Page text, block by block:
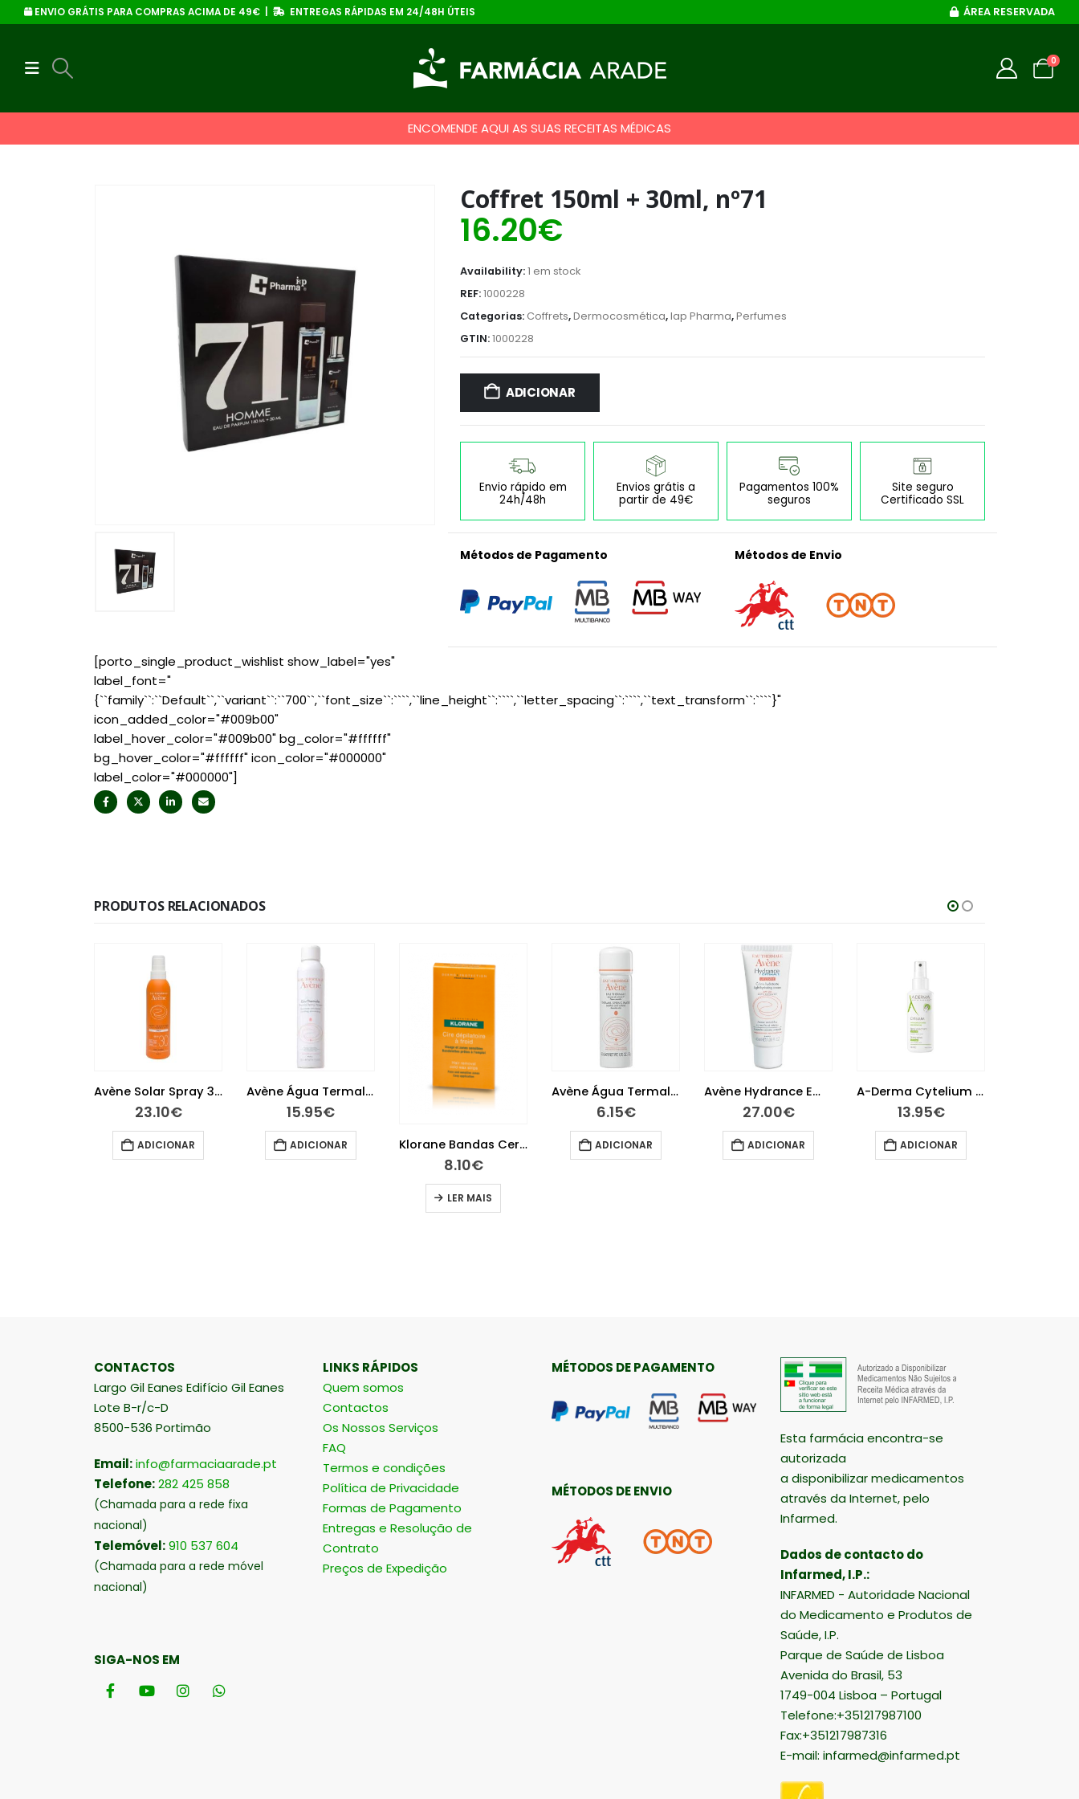
ENVIO GRÁTIS PARA COMPRAS ACIMA DE 49€ | ENTREGAS RÁPIDAS EM 24/48H ÚTEIS ÁREA RESERVADA
0
ENCOMENDE AQUI AS SUAS RECEITAS MÉDICAS
[porto_single_product_wishlist show_label="yes"
label_font="
{``family``:``Default``,``variant``:``700``,``font_size``:````,``line_height``:````,``letter_spacing``:````,``text_transform``:````}"
icon_added_color="#009b00"
label_hover_color="#009b00" bg_color="#ffffff"
bg_hover_color="#ffffff" icon_color="#000000"
label_color="#000000"]
Coffret 150ml + 30ml, nº71
16.20€
Availability:1 em stock
REF:1000228
Categorias: Coffrets,Dermocosmética,Iap Pharma,Perfumes
GTIN:1000228
ADICIONAR
Envio rápido em
24h/48h
Envios grátis a
partir de 49€
Pagamentos 100%
seguros
Site seguro
Certificado SSL
Métodos de Pagamento Métodos de Envio
PRODUTOS RELACIONADOS
Avène Solar Spray 30+ 200 ml
23.10€
ADICIONAR
Avène Água Termal 300ml
15.95€
ADICIONAR Klorane Bandas Cera Rosto X 6
8.10€
LER MAIS
Avène Água Termal 50ml
6.15€
ADICIONAR
Avène Hydrance Emulsão UV Suave 40 ml
27.00€
ADICIONAR
A-Derma Cytelium Spray Secante 100 ml
13.95€
ADICIONAR
CONTACTOS
Largo Gil Eanes Edifício Gil Eanes
Lote B-r/c-D
8500-536 Portimão
Email:info@farmaciaarade.pt
Telefone:282 425 858
(Chamada para a rede fixa
nacional)
Telemóvel:910 537 604
(Chamada para a rede móvel
nacional)
SIGA-NOS EM
LINKS RÁPIDOS
Quem somos
Contactos
Os Nossos Serviços
FAQ
Termos e condições
Política de Privacidade
Formas de Pagamento
Entregas e Resolução de
Contrato
Preços de Expedição
MÉTODOS DE PAGAMENTO
MÉTODOS DE ENVIO
Esta farmácia encontra-se
autorizada
a disponibilizar medicamentos
através da Internet, pelo
Infarmed.
Dados de contacto do
Infarmed, I.P.:
INFARMED - Autoridade Nacional
do Medicamento e Produtos de
Saúde, I.P.
Parque de Saúde de Lisboa
Avenida do Brasil, 53
1749-004 Lisboa – Portugal
Telefone:+351217987100
Fax:+351217987316
E-mail: infarmed@infarmed.pt